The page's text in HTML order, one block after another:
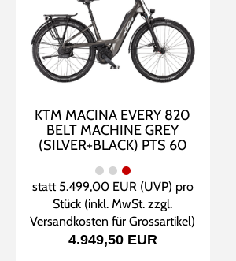
KTM MACINA EVERY 820
BELT MACHINE GREY
(SILVER+BLACK) PTS 60
statt 5.499,00 EUR(UVP) pro
Stück (inkl. MwSt. zzgl.
Versandkosten für Grossartikel)
4.949,50 EUR